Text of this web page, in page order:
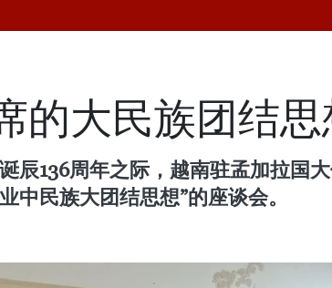
的大民族团结
辰136周年之际，越南驻孟加拉国
中民族大团结思想”的座谈会。